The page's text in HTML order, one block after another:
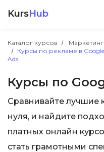
KursHub
Каталог курсов
Маркетинг
Курсы по рекламе в Google
Ads
Курсы по
Сравнивайте лучшие
нуля, и найдите
платных онлайн
стать грамотными
Разработка
Маркетинг